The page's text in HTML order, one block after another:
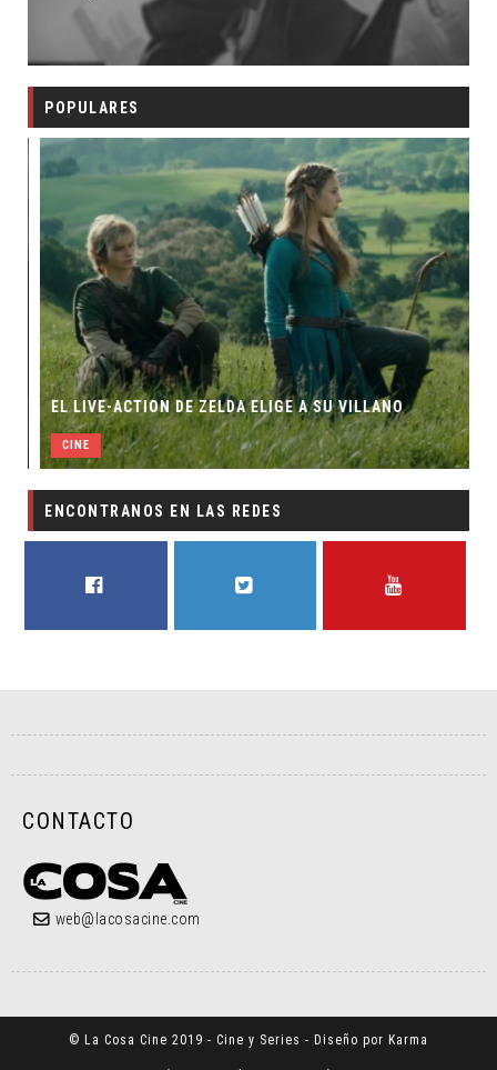
POPULARES
EL LIVE-ACTION DE ZELDA ELIGE A SU VILLANO
CINE
ENCONTRANOS EN LAS REDES
CONTACTO
web@lacosacine.com
© La Cosa Cine 2019 - Cine y Series - Diseño por Karma